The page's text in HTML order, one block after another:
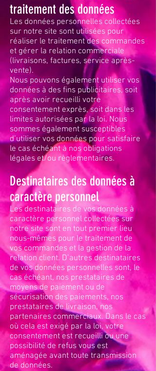
traitement des données
Les données personnelles collectées
sur notre site sont utilisées pour
réaliser le traitement des commandes
et gérer la relation commerciale
(livraisons, factures, service après-
vente).
Nous pouvons également utiliser vos
données à des fins publicitaires, soit
après avoir recueilli votre
consentement exprès, soit dans les
limites autorisées par la loi. Nous
sommes également susceptibles
d’utiliser vos données pour satisfaire
le cas échéant à nos obligations
légales et/ou règlementaires.
Destinataires des données à
caractère personnel
Les destinataires de vos données à
caractère personnel collectées sur
notre site sont en tout premier lieu
nous-mêmes pour le traitement de
vos commandes et la gestion de la
relation client. D’autres destinataires
de vos données personnelles sont, le
cas échéant, nos prestataires de
moyens de paiement ou de
sécurisation des paiements, nos
prestataires de livraison, nos
partenaires commerciaux. Dans le cas
où cela est exigé par la loi, votre
consentement est recueilli ou une
possibilité de refus vous est
aménagée avant toute transmission
de données.